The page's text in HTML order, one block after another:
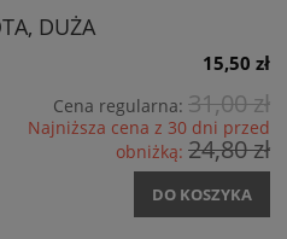
DUŻA
15,50 zł
Cena regularna: 31,00 zł
Najniższa cena z 30 dni przed
obniżką: 24,80 zł
DO KOSZYKA